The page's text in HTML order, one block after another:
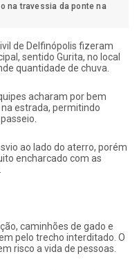
na travessia da ponte na
de Delfinópolis fizeram
sentido Gurita, no local
quantidade de chuva.
acharam por bem
estrada, permitindo
ao lado do aterro, porém
encharcado com as
caminhões de gado e
pelo trecho interditado. O
risco a vida de pessoas.